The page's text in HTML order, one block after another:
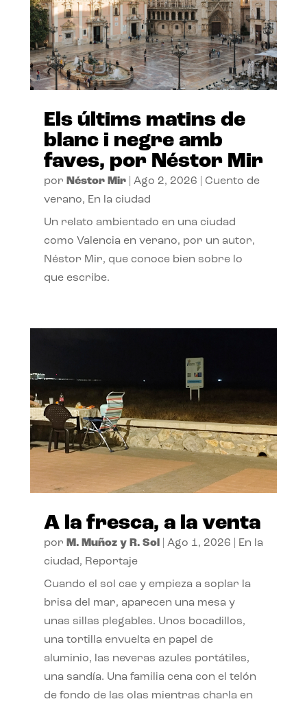
Els últims matins de
blanc i negre amb
faves, por Néstor Mir
por Néstor Mir| Ago 2, 2026
Cuento de
verano, En la ciudad
Un relato ambientado en una ciudad
como Valencia en verano, por un autor,
Néstor Mir, que conoce bien sobre lo
que escribe.
A la fresca, a la venta
por M. Muñoz y R. Sol| Ago 1, 2026
En la
ciudad, Reportaje
Cuando el sol cae y empieza a soplar la
brisa del mar, aparecen una mesa y
unas sillas plegables. Unos bocadillos,
una tortilla envuelta en papel de
aluminio, las neveras azules portátiles,
una sandía. Una familia cena con el telón
de fondo de las olas mientras charla en